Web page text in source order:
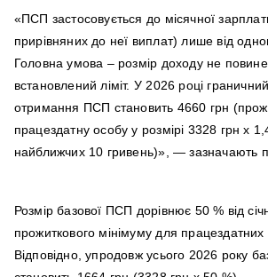
«ПСП застосовується до місячної
прирівняних до неї виплат) лише від
Головна умова – розмір доходу не
встановлений ліміт. У 2026 році
отримання ПСП становить 4660 грн
працездатну особу у розмірі 3328 грн х
найближчих 10 гривень)», — зазначають
Розмір базової ПСП дорівнює 50 % від
прожиткового мінімуму для працездатних
Відповідно, упродовж усього 2026 року